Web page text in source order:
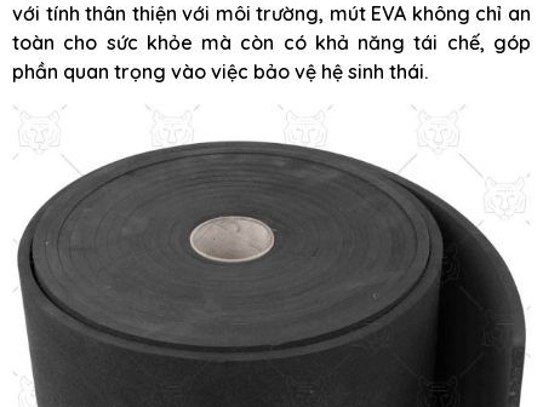
với tính thân thiện với môi trường, mút EVA không chỉ an
toàn cho sức khỏe mà còn có khả năng tái chế, góp
phần quan trọng vào việc bảo vệ hệ sinh thái.